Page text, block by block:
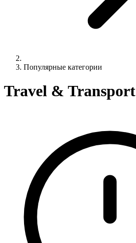
Популярные категории
Travel & Transport